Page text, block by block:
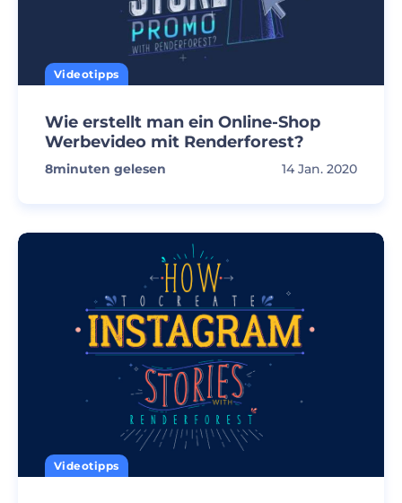
Videotipps
Wie erstellt man ein Online-Shop
Werbevideo mit Renderforest?
8minuten gelesen 14 Jan. 2020
Videotipps